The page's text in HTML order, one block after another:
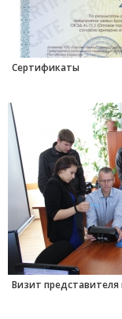
Сертификаты
Визит представителя